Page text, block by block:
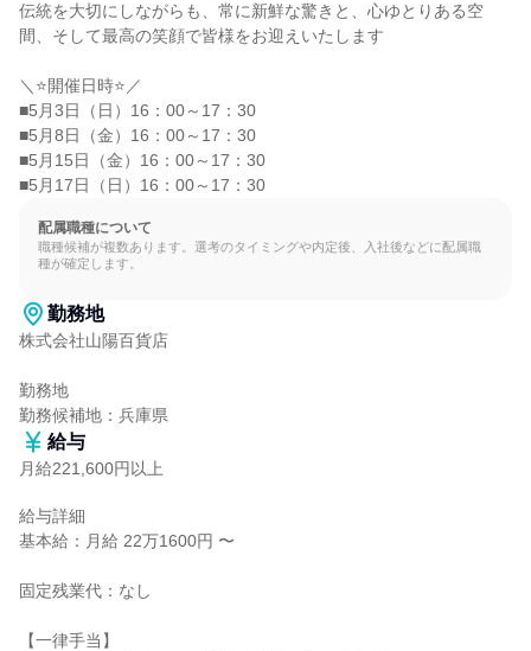
伝統を大切にしながらも、常に新鮮な驚きと、心ゆとりある空
間、そして最高の笑顔で皆様をお迎えいたします
＼⭐️開催日時⭐️／
■5月3日（日）16：00～17：30
■5月8日（金）16：00～17：30
■5月15日（金）16：00～17：30
■5月17日（日）16：00～17：30
配属職種について
職種候補が複数あります。選考のタイミングや内定後、入社後などに配属職
種が確定します。
勤務地
株式会社山陽百貨店
勤務地
勤務候補地：兵庫県
給与
月給221,600円以上
給与詳細
基本給：月給 22万1600円 〜
固定残業代：なし
【一律手当】